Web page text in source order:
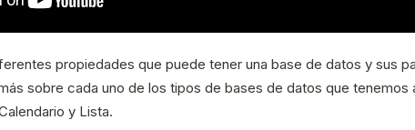
propiedades que puede tener una base de datos y sus
sobre cada uno de los tipos de bases de datos que tenemos
y Lista.